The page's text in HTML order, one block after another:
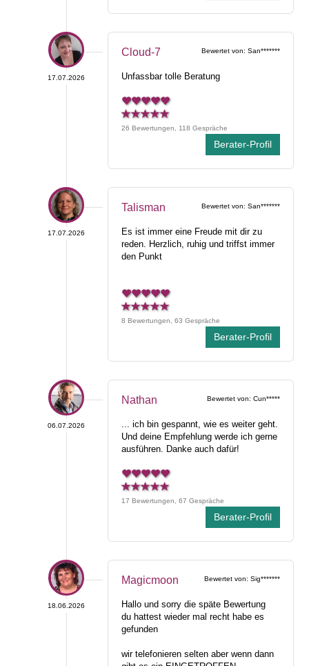
17.07.2026
Bewertet von: San*******
Cloud-7
Unfassbar tolle Beratung
26 Bewertungen, 118 Gespräche
Berater-Profil
17.07.2026
Bewertet von: San*******
Talisman
Es ist immer eine Freude mit dir zu
reden. Herzlich, ruhig und triffst immer
den Punkt
8 Bewertungen, 63 Gespräche
Berater-Profil
06.07.2026
Bewertet von: Cun*****
Nathan
... ich bin gespannt, wie es weiter geht.
Und deine Empfehlung werde ich gerne
ausführen. Danke auch dafür!
17 Bewertungen, 67 Gespräche
Berater-Profil
18.06.2026
Bewertet von: Sig*******
Magicmoon
Hallo und sorry die späte Bewertung
du hattest wieder mal recht habe es
gefunden
wir telefonieren selten aber wenn dann